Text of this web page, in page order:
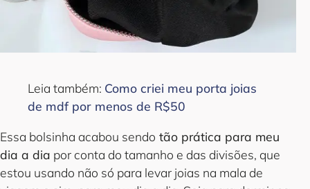
Leia também: Como criei meu porta joias
de mdf por menos de R$50
Essa bolsinha acabou sendo tão prática para meu
dia a dia por conta do tamanho e das divisões, que
estou usando não só para levar joias na mala de